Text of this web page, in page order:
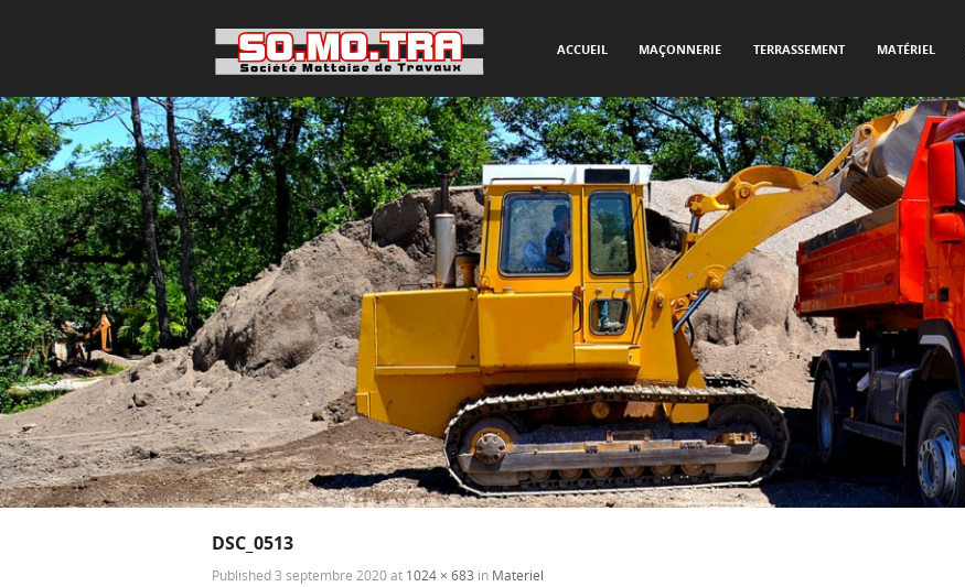
Menu
SKIP TO CONTENT
ACCUEIL MAÇONNERIE TERRASSEMENT MATÉRIEL
DSC_0513
Published 3 septembre 2020at 1024 × 683 in Materiel